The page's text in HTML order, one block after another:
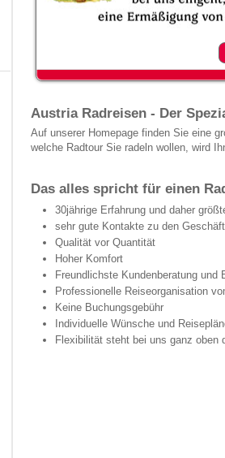
Austria Radreisen - Der
Auf unserer Homepage finden Sie eine
welche Radtour Sie radeln wollen, wird
Das alles spricht für einen
30jährige Erfahrung und daher
sehr gute Kontakte zu den
Qualität vor Quantität
Hoher Komfort
Freundlichste Kundenberatung und
Professionelle Reiseorganisation
Keine Buchungsgebühr
Individuelle Wünsche und
Flexibilität steht bei uns ganz oben